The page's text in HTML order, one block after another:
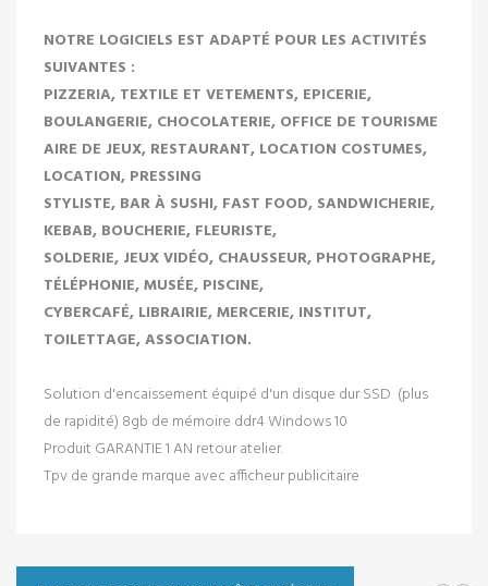
NOTRE LOGICIELS EST ADAPTÉ POUR LES ACTIVITÉS
SUIVANTES :
PIZZERIA, TEXTILE ET VETEMENTS, EPICERIE,
BOULANGERIE, CHOCOLATERIE, OFFICE DE TOURISME
AIRE DE JEUX, RESTAURANT, LOCATION COSTUMES,
LOCATION, PRESSING
STYLISTE, BAR À SUSHI, FAST FOOD, SANDWICHERIE,
KEBAB, BOUCHERIE, FLEURISTE,
SOLDERIE, JEUX VIDÉO, CHAUSSEUR, PHOTOGRAPHE,
TÉLÉPHONIE, MUSÉE, PISCINE,
CYBERCAFÉ, LIBRAIRIE, MERCERIE, INSTITUT,
TOILETTAGE, ASSOCIATION.
Solution d'encaissement équipé d'un disque dur SSD (plus
de rapidité) 8gb de mémoire ddr4 Windows 10
Produit GARANTIE 1 AN retour atelier.
Tpv de grande marque avec afficheur publicitaire